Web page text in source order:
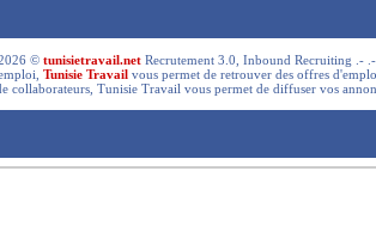
2026 ©tunisietravail.net Recrutement 3.0, Inbound Recruiting .-
Tunisie Travail vous permet de retrouver des offres
collaborateurs, Tunisie Travail vous permet de diffuser vos